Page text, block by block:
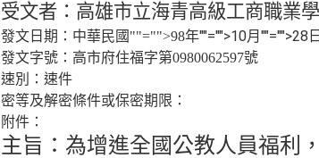
受文者： 高雄市立海青高級工商職業
發文日期： 中華民國 ""="">98年""="">10月 ""="">28 日
發文字號： 高市府住福字第0980062597號
速別： 速件
密等及解密條件或保密期限：
附件：
主旨： 為增進全國公教人員福利